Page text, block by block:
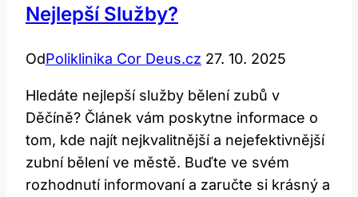
Nejlepší Služby?
OdPoliklinika Cor Deus.cz 27. 10. 2025
Hledáte nejlepší služby bělení zubů v
Děčíně? Článek vám poskytne informace o
tom, kde najít nejkvalitnější a nejefektivnější
zubní bělení ve městě. Buďte ve svém
rozhodnutí informovaní a zaručte si krásný a